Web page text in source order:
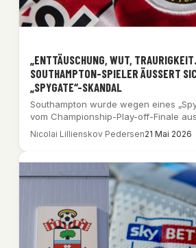
„ENTTÄUSCHUNG, WUT,
SOUTHAMPTON-SPIELER ÄUSSERT
SPYGATE“-SKANDAL
Southampton wurde wegen eines
vom Championship-Play-off-Finale
bei den Spielern für tiefe
Nicolai Lillienskov Pedersen21 Mai 2026